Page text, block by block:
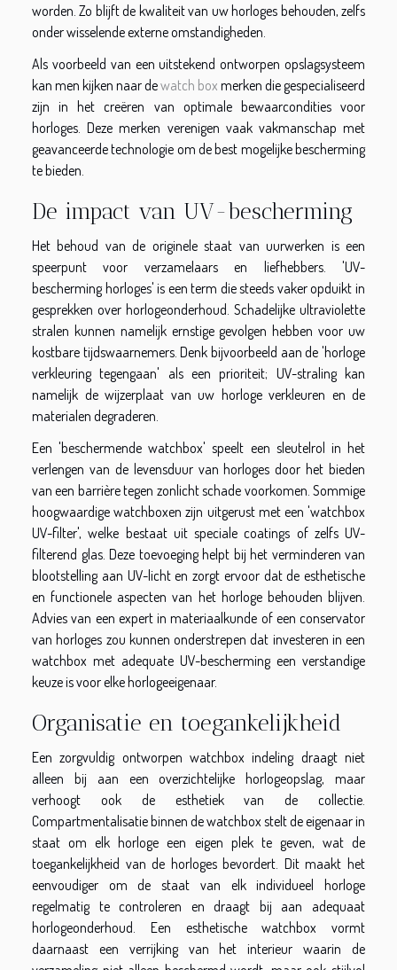
worden. Zo blijft de kwaliteit van uw horloges behouden, zelfs
onder wisselende externe omstandigheden.
Als voorbeeld van een uitstekend ontworpen opslagsysteem
kan men kijken naar dewatch box merken die gespecialiseerd
zijn in het creëren van optimale bewaarcondities voor
horloges. Deze merken verenigen vaak vakmanschap met
geavanceerde technologie om de best mogelijke bescherming
te bieden.
De impact van UV-bescherming
Het behoud van de originele staat van uurwerken is een
speerpunt voor verzamelaars en liefhebbers. 'UV-
bescherming horloges' is een term die steeds vaker opduikt in
gesprekken over horlogeonderhoud. Schadelijke ultraviolette
stralen kunnen namelijk ernstige gevolgen hebben voor uw
kostbare tijdswaarnemers. Denk bijvoorbeeld aan de 'horloge
verkleuring tegengaan' als een prioriteit; UV-straling kan
namelijk de wijzerplaat van uw horloge verkleuren en de
materialen degraderen.
Een 'beschermende watchbox' speelt een sleutelrol in het
verlengen van de levensduur van horloges door het bieden
van een barrière tegen zonlicht schade voorkomen. Sommige
hoogwaardige watchboxen zijn uitgerust met een 'watchbox
UV-filter', welke bestaat uit speciale coatings of zelfs UV-
filterend glas. Deze toevoeging helpt bij het verminderen van
blootstelling aan UV-licht en zorgt ervoor dat de esthetische
en functionele aspecten van het horloge behouden blijven.
Advies van een expert in materiaalkunde of een conservator
van horloges zou kunnen onderstrepen dat investeren in een
watchbox met adequate UV-bescherming een verstandige
keuze is voor elke horlogeeigenaar.
Organisatie en toegankelijkheid
Een zorgvuldig ontworpen watchbox indeling draagt niet
alleen bij aan een overzichtelijke horlogeopslag, maar
verhoogt ook de esthetiek van de collectie.
Compartmentalisatie binnen de watchbox stelt de eigenaar in
staat om elk horloge een eigen plek te geven, wat de
toegankelijkheid van de horloges bevordert. Dit maakt het
eenvoudiger om de staat van elk individueel horloge
regelmatig te controleren en draagt bij aan adequaat
horlogeonderhoud. Een esthetische watchbox vormt
daarnaast een verrijking van het interieur waarin de